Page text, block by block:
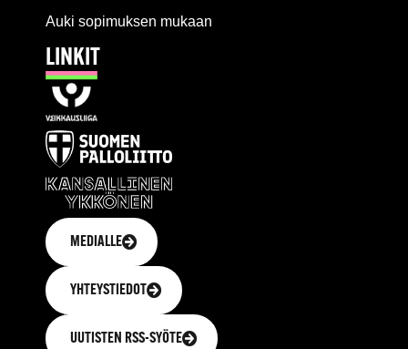
Auki sopimuksen mukaan
LINKIT
MEDIALLE
YHTEYSTIEDOT
UUTISTEN RSS-SYÖTE